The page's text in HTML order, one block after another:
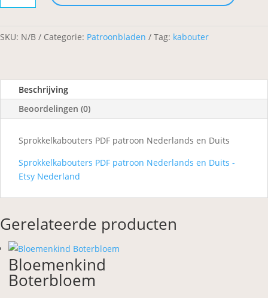
SKU: N/B Categorie: Patroonbladen Tag: kabouter
Beschrijving
Beoordelingen (0)
Sprokkelkabouters PDF patroon Nederlands en Duits
Sprokkelkabouters PDF patroon Nederlands en Duits -
Etsy Nederland
Gerelateerde producten
Bloemenkind
Boterbloem